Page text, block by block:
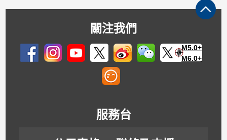
關注我們
M5.0+
M6.0+
服務台